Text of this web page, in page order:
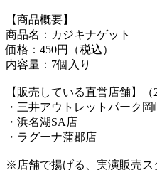
【商品概要】
商品名：カジキナゲット
価格：450円（税込）
内容量：7個入り
【販売している直営店舗】（
・三井アウトレットパーク岡
・浜名湖SA店
・ラグーナ蒲郡店
※店舗で揚げる、実演販売ス